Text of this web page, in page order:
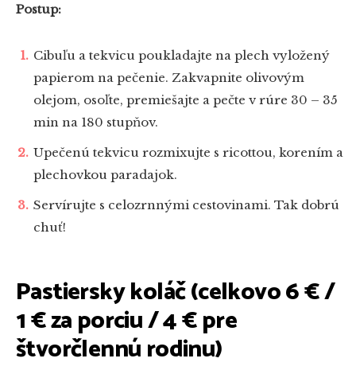
Postup:
Cibuľu a tekvicu poukladajte na plech vyložený
papierom na pečenie. Zakvapnite olivovým
olejom, osoľte, premiešajte a pečte v rúre 30 – 35
min na 180 stupňov.
Upečenú tekvicu rozmixujte s ricottou, korením a
plechovkou paradajok.
Servírujte s celozrnnými cestovinami. Tak dobrú
chuť!
Pastiersky koláč (celkovo 6 € /
1 € za porciu / 4 € pre
štvorčlennú rodinu)